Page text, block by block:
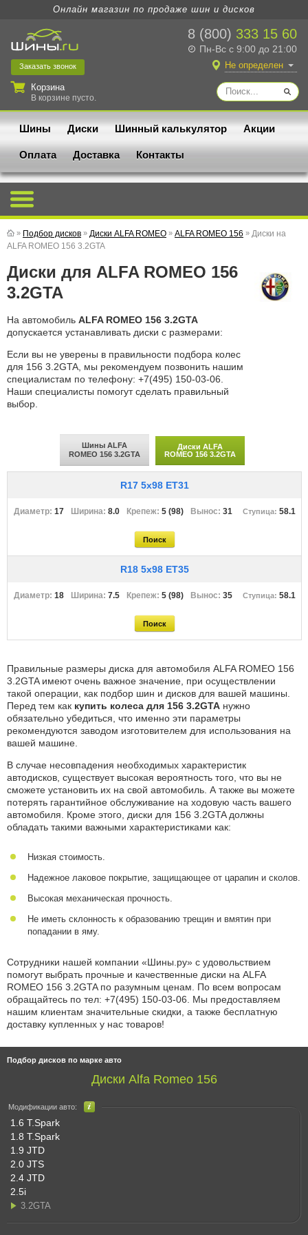
Онлайн магазин по продаже шин и дисков
8 (800) 333 15 60
Пн-Вс с 9:00 до 21:00
Заказать звонок
Корзина
В корзине пусто.
Не определен
Шины Диски Шинный калькулятор Акции
Оплата Доставка Контакты
Подбор дисков по марке авто
Диски Alfa Romeo 156
Модификации авто:
1.6 T.Spark
1.8 T.Spark
1.9 JTD
2.0 JTS
2.4 JTD
2.5i
3.2GTA
» Подбор дисков » Диски ALFA ROMEO » ALFA ROMEO 156 » Диски на
ALFA ROMEO 156 3.2GTA
Диски для ALFA ROMEO 156
3.2GTA
На автомобиль ALFA ROMEO 156 3.2GTA
допускается устанавливать диски с размерами:
Если вы не уверены в правильности подбора колес
для 156 3.2GTA, мы рекомендуем позвонить нашим
специалистам по телефону: +7(495) 150-03-06.
Наши специалисты помогут сделать правильный
выбор.
Шины ALFA
ROMEO 156 3.2GTA
Диски ALFA
ROMEO 156 3.2GTA
R17 5x98 ET31
17 8.0 5 (98) 31 58.1
R18 5x98 ET35
18 7.5 5 (98) 35 58.1
Правильные размеры диска для автомобиля ALFA ROMEO 156
3.2GTA имеют очень важное значение, при осуществлении
такой операции, как подбор шин и дисков для вашей машины.
Перед тем как купить колеса для 156 3.2GTA нужно
обязательно убедиться, что именно эти параметры
рекомендуются заводом изготовителем для использования на
вашей машине.
В случае несовпадения необходимых характеристик
автодисков, существует высокая вероятность того, что вы не
сможете установить их на свой автомобиль. А также вы можете
потерять гарантийное обслуживание на ходовую часть вашего
автомобиля. Кроме этого, диски для 156 3.2GTA должны
обладать такими важными характеристиками как:
Низкая стоимость.
Надежное лаковое покрытие, защищающее от царапин и сколов.
Высокая механическая прочность.
Не иметь склонность к образованию трещин и вмятин при
попадании в яму.
Сотрудники нашей компании «Шины.ру» с удовольствием
помогут выбрать прочные и качественные диски на ALFA
ROMEO 156 3.2GTA по разумным ценам. По всем вопросам
обращайтесь по тел: +7(495) 150-03-06 . Мы предоставляем
нашим клиентам значительные скидки, а также бесплатную
доставку купленных у нас товаров!